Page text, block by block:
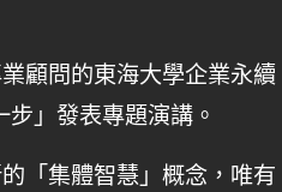
顧問的東海大學企業永續
」發表專題演講。
「集體智慧」概念，唯有